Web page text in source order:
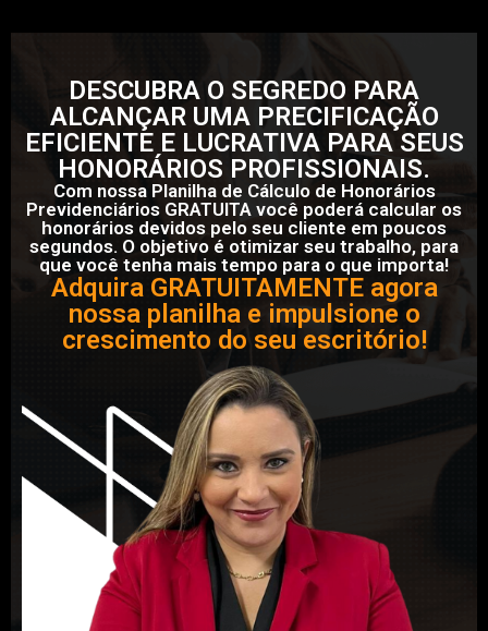
DESCUBRA O SEGREDO PARA
ALCANÇAR UMA PRECIFICAÇÃO
EFICIENTE E LUCRATIVA PARA SEUS
HONORÁRIOS PROFISSIONAIS.
Com nossa Planilha de Cálculo de Honorários
Previdenciários GRATUITA você poderá calcular os
honorários devidos pelo seu cliente em poucos
segundos. O objetivo é otimizar seu trabalho, para
que você tenha mais tempo para o que importa!
Adquira GRATUITAMENTE agora
nossa planilha e impulsione o
crescimento do seu escritório!